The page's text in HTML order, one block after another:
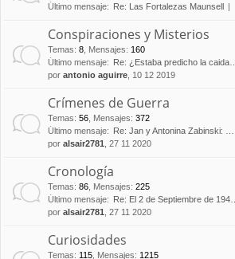
Último mensaje:
Re: Las Fortalezas Maunsell
Conspiraciones y Misterios
Temas: 8 Mensajes: 160
Último mensaje:
Re: ¿Estaba predicho la caida…
por antonio aguirre , 10 12 2019
Crímenes de Guerra
Temas: 56 Mensajes: 372
Último mensaje:
Re: Jan y Antonina Zabinski: …
por alsair2781 , 27 11 2020
Cronología
Temas: 86 Mensajes: 225
Último mensaje:
Re: El 2 de Septiembre de 194…
por alsair2781 , 27 11 2020
Curiosidades
Temas: 115 Mensajes: 1215